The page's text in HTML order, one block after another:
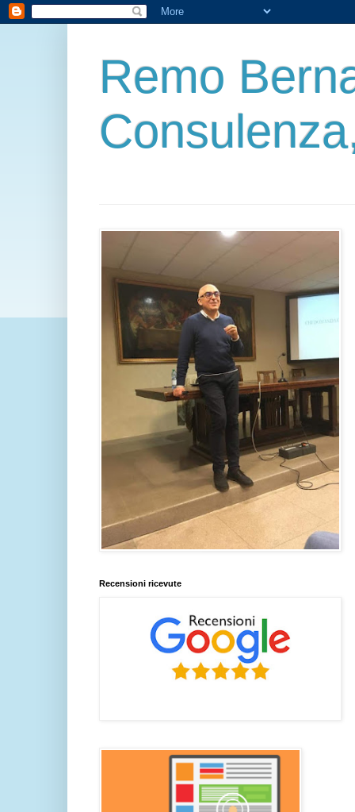
Remo
Recensioni ricevute